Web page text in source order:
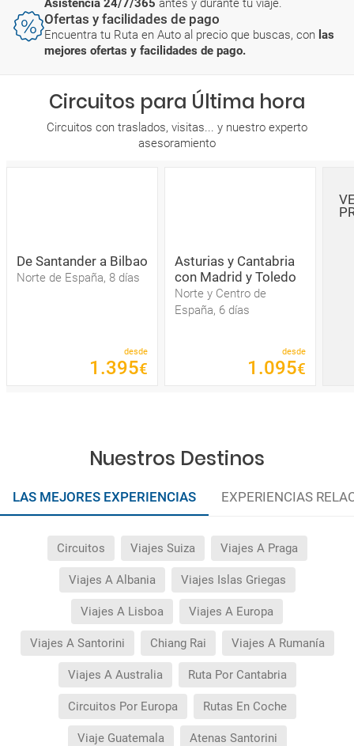
Asistencia 24/7/365 antes y durante tu viaje.
Ofertas y facilidades de pago
Encuentra tu Ruta en Auto al precio que buscas, con las
mejores ofertas y facilidades de pago.
Circuitos para Última hora
Circuitos con traslados, visitas... y nuestro experto
asesoramiento
De Santander a Bilbao
Norte de España, 8 días
desde
1 .395€
Asturias y Cantabria
con Madrid y Toledo
Norte y Centro de
España, 6 días
desde
1 .095€
Nuestros Destinos
LAS MEJORES EXPERIENCIAS EXPERIENCIAS
Circuitos Viajes Suiza Viajes A Praga
Viajes A Albania Viajes Islas Griegas
Viajes A Lisboa Viajes A Europa
Viajes A Santorini Chiang Rai Viajes A Rumanía
Viajes A Australia Ruta Por Cantabria
Circuitos Por Europa Rutas En Coche
Viaje Guatemala Atenas Santorini